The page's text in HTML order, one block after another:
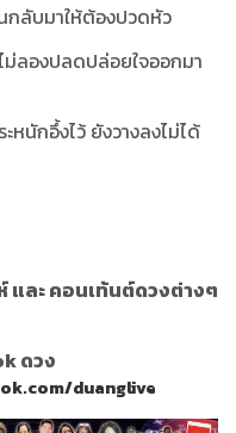
กลับมาให้ต้องปวดหัว
ลองปลดปล่อยใจออกมา
นักอึ้งไว้ ยังวางลงไม่ได้
และ คอนเท้นต์ดวงต่างๆ
ดวง
duanglive